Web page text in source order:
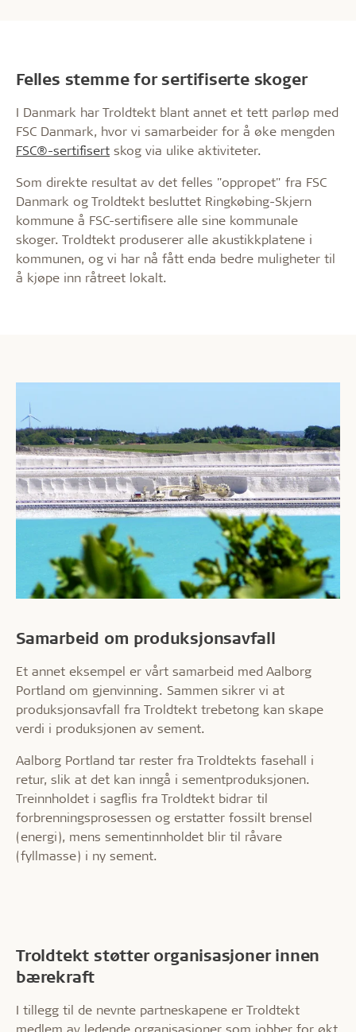
Felles stemme for sertifiserte skoger
I Danmark har Troldtekt blant annet et tett parløp med
FSC Danmark, hvor vi samarbeider for å øke mengden
FSC®-sertifisert skog via ulike aktiviteter.
Som direkte resultat av det felles "oppropet" fra FSC
Danmark og Troldtekt besluttet Ringkøbing-Skjern
kommune å FSC-sertifisere alle sine kommunale
skoger. Troldtekt produserer alle akustikkplatene i
kommunen, og vi har nå fått enda bedre muligheter til
å kjøpe inn råtreet lokalt.
Samarbeid om produksjonsavfall
Et annet eksempel er vårt samarbeid med Aalborg
Portland om gjenvinning. Sammen sikrer vi at
produksjonsavfall fra Troldtekt trebetong kan skape
verdi i produksjonen av sement.
Aalborg Portland tar rester fra Troldtekts fasehall i
retur, slik at det kan inngå i sementproduksjonen.
Treinnholdet i sagflis fra Troldtekt bidrar til
forbrenningsprosessen og erstatter fossilt brensel
(energi), mens sementinnholdet blir til råvare
(fyllmasse) i ny sement.
Troldtekt støtter organisasjoner innen
bærekraft
I tillegg til de nevnte partneskapene er Troldtekt
medlem av ledende organisasjoner som jobber for økt